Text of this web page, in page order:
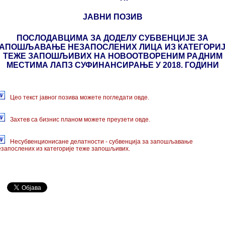
ЈАВНИ ПОЗИВ
ПОСЛОДАВЦИМА ЗА ДОДЕЛУ СУБВЕНЦИЈЕ ЗА
НЕЗАПОСЛЕНИХ ЛИЦА ИЗ
ТЕЖЕ ЗАПОШЉИВИХ НА НОВООТВОРЕНИМ РАДНИМ
МЕСТИМА ЛАПЗ СУФИНАНСИРАЊЕ У 2018. ГОДИНИ
Цео текст јавног позива можете погледати овде.
Захтев са бизнис планом можете преузети овде.
Несубвенционисане делатности - субвенција за запошљавање
из категорије теже запошљивих.